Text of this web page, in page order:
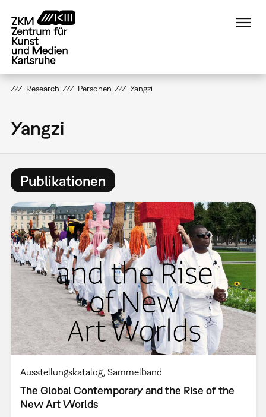
zum
Inhalt
Research Personen Yangzi
Yangzi
Publikationen
Ausstellungskatalog Sammelband
The Global Contemporary and the Rise of the
New Art Worlds